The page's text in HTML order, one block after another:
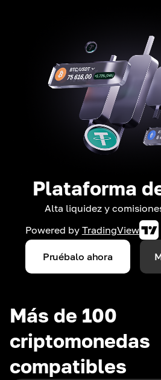
Plataforma
Alta liquidez y
Powered by TradingView
Pruébalo ahora
Más de 100
criptomonedas
compatibles